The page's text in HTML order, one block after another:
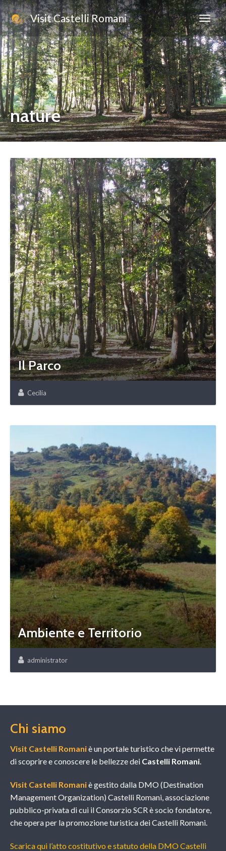
Visit Castelli Romani
nature
Il Parco
Cecilia
Ambiente e Territorio
administrator
Chi siamo
Visit Castelli Romaniè un portale turistico che vi permette
di scoprire e conoscere le bellezze dei Castelli Romani.
Visit Castelli Romaniè gestito dalla DMO (Destination
Management Organization) Castelli Romani, associazione
pubblico-privata di cui il Consorzio SCR è socio fondatore,
che opera per la promozione turistica dei Castelli Romani.
Scarica qui l’atto costitutivo e statuto della DMO Castelli